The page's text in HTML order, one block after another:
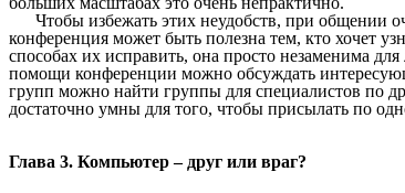
Чтобы избежать этих неудобств, при общении
конференция может быть полезна тем, кто хочет
способах их исправить, она просто незаменима
помощи конференции можно обсуждать
групп можно найти группы для специалистов по
достаточно умны для того, чтобы присылать по
Глава 3. Компьютер – друг или враг?